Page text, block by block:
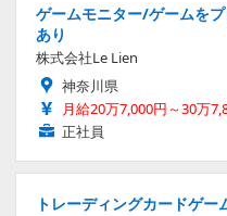
ゲームモニター/ゲームを
あり
株式会社Le Lien
神奈川県
月給20万7,000円～30万
正社員
トレーディングカードゲー